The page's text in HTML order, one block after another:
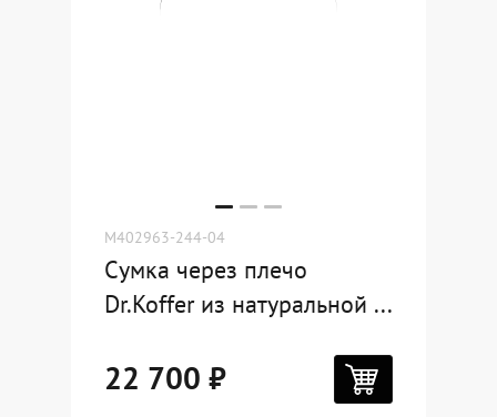
M402963-244-04
Сумка через плечо
Dr.Koffer из натуральной ...
22 700 ₽